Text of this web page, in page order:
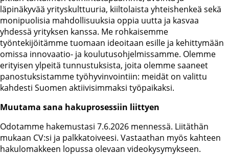
läpinäkyvää yrityskulttuuria, kiiltolaista yhteishenkeä sekä
monipuolisia mahdollisuuksia oppia uutta ja kasvaa
yhdessä yrityksen kanssa. Me rohkaisemme
työntekijöitämme tuomaan ideoitaan esille ja kehittymään
omissa innovaatio- ja koulutusohjelmissamme. Olemme
erityisen ylpeitä tunnustuksista, joita olemme saaneet
panostuksistamme työhyvinvointiin: meidät on valittu
kahdesti Suomen aktiivisimmaksi työpaikaksi.
Muutama sana hakuprosessiin liittyen
Odotamme hakemustasi 7.6.2026 mennessä. Liitäthän
mukaan CV:si ja palkkatoiveesi. Vastaathan myös kahteen
hakulomakkeen lopussa olevaan videokysymykseen.